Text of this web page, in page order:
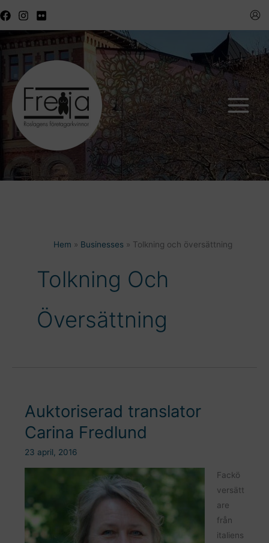
till
Hem Businesses Tolkning och översättning
Tolkning Och
Översättning
Auktoriserad translator
Carina Fredlund
23 april, 2016
Fackö
versätt
are
från
italiens